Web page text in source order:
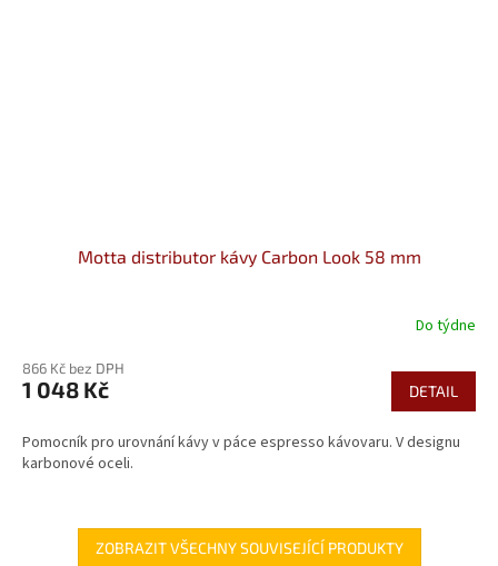
Motta distributor kávy Carbon Look 58 mm
Do týdne
866 Kč bez DPH
1 048 Kč DETAIL
Pomocník pro urovnání kávy v páce espresso kávovaru. V designu
karbonové oceli.
ZOBRAZIT VŠECHNY SOUVISEJÍCÍ PRODUKTY